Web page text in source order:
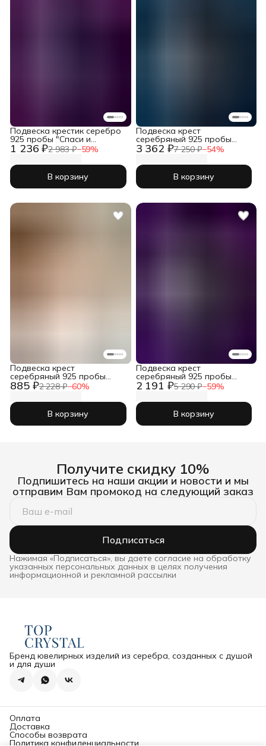
1 236 ₽2 983 ₽−59%
Подвеска крестик серебро
925 пробы "Спаси и
Сохрани"
В корзину
3 362 ₽7 250 ₽−54%
Подвеска крест
серебряный 925 пробы
православный
В корзину
885 ₽2 228 ₽−60%
Подвеска крест
серебряный 925 пробы
православный
В корзину
2 191 ₽5 290 ₽−59%
Подвеска крест
серебряный 925 пробы
православный
В корзину
Получите скидку 10%
Подпишитесь на наши акции и новости и мы
отправим Вам промокод на следующий заказ
Подписаться
Нажимая «Подписаться», вы даете согласие на обработку
указанных персональных данных в целях получения
информационной и рекламной рассылки
Бренд ювелирных изделий из серебра, созданных с душой
и для души
Оплата
Доставка
Способы возврата
Политика конфиденциальности